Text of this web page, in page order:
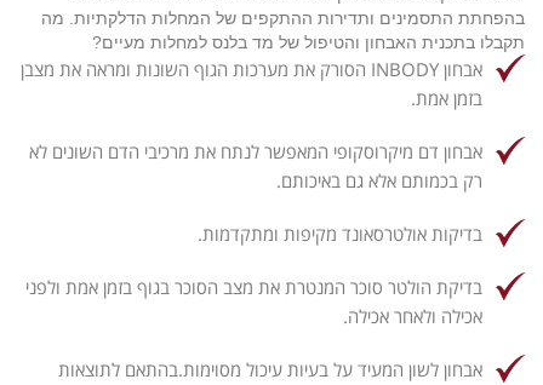
בהפחתת התסמינים ותדירות ההתקפים של המחלות הדלקתיות. מה
תקבלו בתכנית האבחון והטיפול של מד בלנס למחלות מעיים?
אבחון INBODY הסורק את מערכות הגוף השונות ומראה את מצבן
בזמן אמת.
אבחון דם מיקרוסקופי המאפשר לנתח את מרכיבי הדם השונים לא
רק בכמותם אלא גם באיכותם.
בדיקות אולטרסאונד מקיפות ומתקדמות.
בדיקת הולטר סוכר המנטרת את מצב הסוכר בגוף בזמן אמת ולפני
אכילה ולאחר אכילה.
אבחון לשון המעיד על בעיות עיכול מסוימות.בהתאם לתוצאות